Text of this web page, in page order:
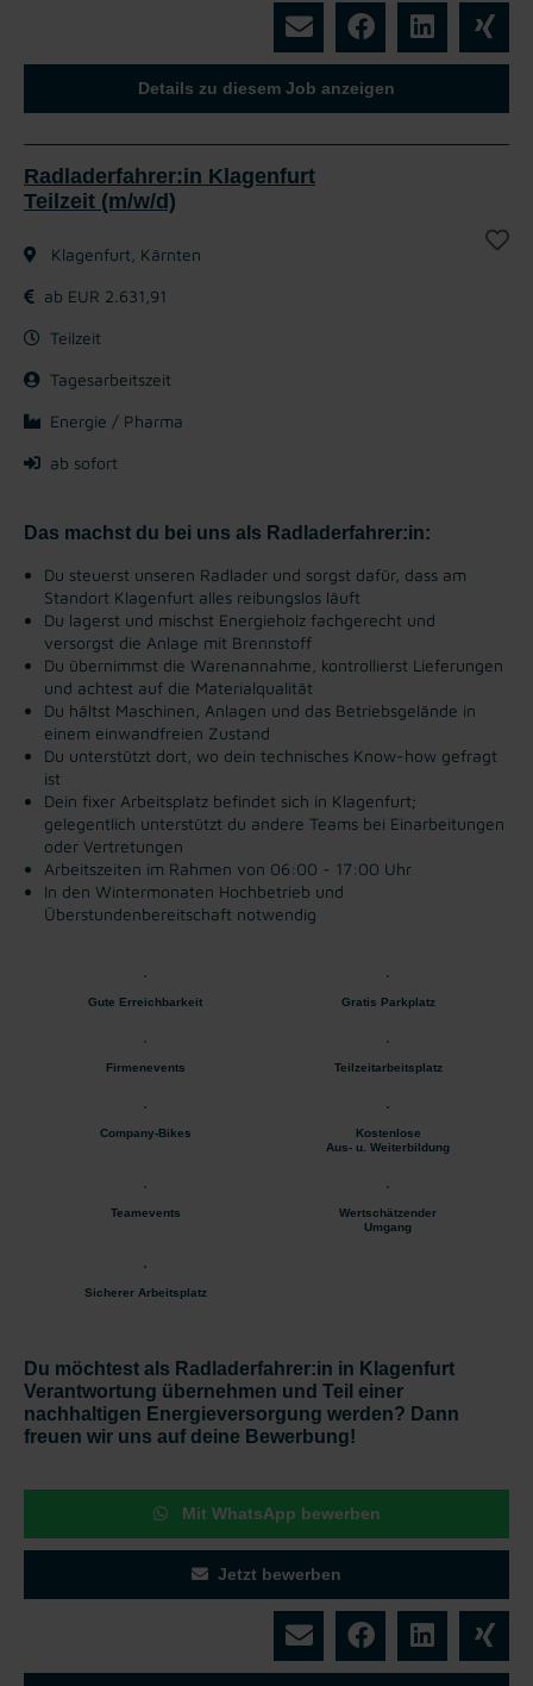
Details zu diesem Job anzeigen
Radladerfahrer:in Klagenfurt
Teilzeit (m/w/d)
Klagenfurt, Kärnten
ab EUR 2.631,91
Teilzeit
Tagesarbeitszeit
Energie / Pharma
ab sofort
Das machst du bei uns als Radladerfahrer:in:
Du steuerst unseren Radlader und sorgst dafür, dass am
Standort Klagenfurt alles reibungslos läuft
Du lagerst und mischst Energieholz fachgerecht und
versorgst die Anlage mit Brennstoff
Du übernimmst die Warenannahme, kontrollierst Lieferungen
und achtest auf die Materialqualität
Du hältst Maschinen, Anlagen und das Betriebsgelände in
einem einwandfreien Zustand
Du unterstützt dort, wo dein technisches Know-how gefragt
ist
Dein fixer Arbeitsplatz befindet sich in Klagenfurt;
gelegentlich unterstützt du andere Teams bei Einarbeitungen
oder Vertretungen
Arbeitszeiten im Rahmen von 06:00 - 17:00 Uhr
In den Wintermonaten Hochbetrieb und
Überstundenbereitschaft notwendig
Gute Erreichbarkeit Gratis Parkplatz
Firmenevents Teilzeitarbeitsplatz
Company-Bikes
Kostenlose
Aus- u. Weiterbildung
Teamevents
Wertschätzender
Umgang
Sicherer Arbeitsplatz
Du möchtest als Radladerfahrer:in in Klagenfurt
Verantwortung übernehmen und Teil einer
nachhaltigen Energieversorgung werden? Dann
freuen wir uns auf deine Bewerbung!
Mit WhatsApp bewerben
Jetzt bewerben